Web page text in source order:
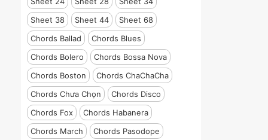
Sheet 38
Sheet 44
Sheet 68
Chords Ballad
Chords Blues
Chords Bolero
Chords Bossa Nova
Chords Boston
Chords ChaChaCha
Chords Chưa Chọn
Chords Disco
Chords Fox
Chords Habanera
Chords March
Chords Pasodope